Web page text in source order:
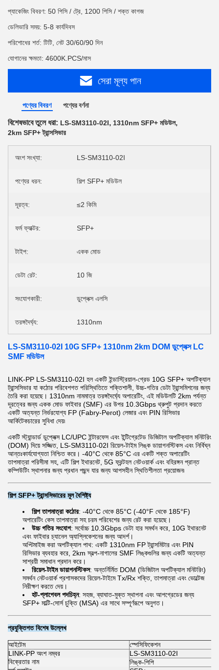
প্যাকেজিং বিবরণ: 50 পিসি / ট্রে, 1200 পিসি / শক্ত কাগজ
ডেলিভারি সময়: 5-8 কার্যদিবস
পরিশোধের শর্ত: টিটি, নেট 30/60/90 দিন
যোগানের ক্ষমতা: 4600K.PCS/মাস
সেরা মূল্য পান
পণ্যের বিবরণ পণ্যের বর্ণনা
বিশেষভাবে তুলে ধরা: LS-SM3110-02I, 1310nm SFP+ মডিউল,
2km SFP+ ট্রান্সসিভার
অংশ সংখ্যা: LS-SM3110-02I
পণ্যের ধরন: শিল্প SFP+ মডিউল
দূরত্ব: ≤2 কিমি
ফর্ম ফ্যাক্টর: SFP+
টাইপ: একক মোড
ডেটা রেট: 10 জি
সংযোগকারী: ডুপ্লেক্স এলসি
তরঙ্গদৈর্ঘ্য: 1310nm
LS-SM3110-02I 10G SFP+ 1310nm 2km DOM ডুপ্লেক্স LC
SMF মডিউল
LINK-PP LS-SM3110-02I হল একটি ইন্ডাস্ট্রিয়াল-গ্রেড 10G SFP+ অপটিক্যাল
ট্রান্সসিভার যা কঠোর পরিবেশগত পরিস্থিতিতে শক্তিশালী, উচ্চ-গতির ডেটা ট্রান্সমিশনের জন্য
তৈরি করা হয়েছে। 1310nm নামমাত্র তরঙ্গদৈর্ঘ্যে অপারেটিং, এই মডিউলটি 2km পর্যন্ত
দূরত্বের জন্য একক মোড ফাইবার (SMF) এর উপর 10.3Gbps থ্রুপুট প্রদান করতে
একটি অত্যন্ত নির্ভরযোগ্য FP (Fabry-Perot) লেজার এবং PIN রিসিভার
আর্কিটেকচারের সুবিধা দেয়৷
একটি স্ট্যান্ডার্ড ডুপ্লেক্স LC/UPC ইন্টারফেস এবং ইন্টিগ্রেটেড ডিজিটাল অপটিক্যাল মনিটরিং
(DOM) দিয়ে সজ্জিত, LS-SM3110-02I রিয়েল-টাইম লিঙ্ক ডায়াগনস্টিকস এবং নির্বিঘ্ন
আন্তঃকার্যযোগ্যতা নিশ্চিত করে। -40°C থেকে 85°C এর একটি শক্ত অপারেটিং
তাপমাত্রা পরিসীমা সহ, এটি শিল্প ইথারনেট, 5G ফ্রন্টহল নেটওয়ার্ক এবং বহিরঙ্গন প্রান্ত
কম্পিউটিং স্থাপনার জন্য প্রধান পছন্দ যার জন্য আপসহীন স্থিতিশীলতা প্রয়োজন৷
শিল্প SFP+ ট্রান্সসিভারের মূল বৈশিষ্ট্য
শিল্প তাপমাত্রা কঠোর: -40°C থেকে 85°C (-40°F থেকে 185°F)
অপারেটিং কেস তাপমাত্রা সহ চরম পরিবেশের জন্য রেট করা হয়েছে।
উচ্চ গতির সংযোগ: সর্বোচ্চ 10.3Gbps ডেটা হার সমর্থন করে, 10G ইথারনেট
এবং ফাইবার চ্যানেল অ্যাপ্লিকেশনের জন্য আদর্শ।
অপ্টিমাইজ করা অপটিক্যাল পাথ: একটি 1310nm FP ট্রান্সমিটার এবং PIN
রিসিভার ব্যবহার করে, 2km স্বল্প-নাগালের SMF লিঙ্কগুলির জন্য একটি অত্যন্ত
সাশ্রয়ী সমাধান প্রদান করে।
রিয়েল-টাইম ডায়াগনস্টিকস: অন্তর্নির্মিত DOM (ডিজিটাল অপটিক্যাল মনিটরিং)
সমর্থন নেটওয়ার্ক প্রশাসকদের রিয়েল-টাইমে Tx/Rx শক্তি, তাপমাত্রা এবং ভোল্টেজ
নিরীক্ষণ করতে দেয়।
হট-প্লাগেবল পদচিহ্ন: সহজ, ব্যাঘাত-মুক্ত স্থাপনা এবং আপগ্রেডের জন্য
SFP+ মাল্টি-সোর্স চুক্তি (MSA) এর সাথে সম্পূর্ণরূপে অনুগত।
প্রযুক্তিগত বিশেষ উল্লেখ
আইটেম
স্পেসিফিকেশন
LINK-PP অংশ নম্বর
LS-SM3110-02I
বিক্রেতার নাম
লিঙ্ক-পিপি